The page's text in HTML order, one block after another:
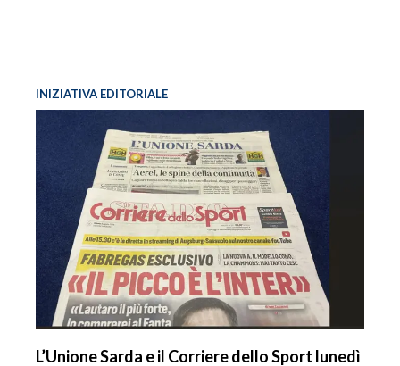
INIZIATIVA EDITORIALE
L’Unione Sarda e il Corriere dello Sport lunedì